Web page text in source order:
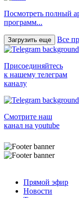
Посмотреть полный
программ...
Загрузить еще Все
Присоединяйтесь
к нашему телеграм
каналу
Смотрите наш
канал на youtube
Прямой эфир
Новости